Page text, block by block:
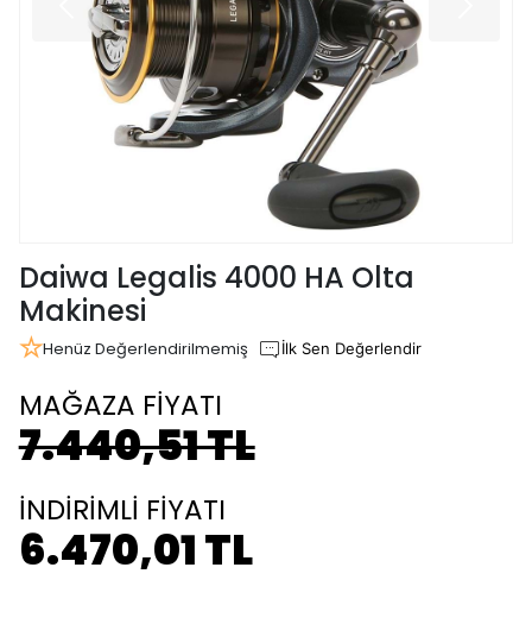
Daiwa Legalis 4000 HA Olta
Makinesi
Henüz Değerlendirilmemiş İlk Sen Değerlendir
MAĞAZA FİYATI
7.440,51 TL
İNDİRİMLİ FİYATI
6.470,01 TL